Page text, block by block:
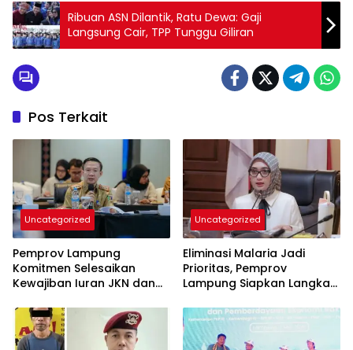
Ribuan ASN Dilantik, Ratu Dewa: Gaji
Langsung Cair, TPP Tunggu Giliran
Pos Terkait
Uncategorized
Pemprov Lampung
Komitmen Selesaikan
Kewajiban Iuran JKN dan
Kepesertaan BPJS
Kesehatan
Uncategorized
Eliminasi Malaria Jadi
Prioritas, Pemprov
Lampung Siapkan Langkah